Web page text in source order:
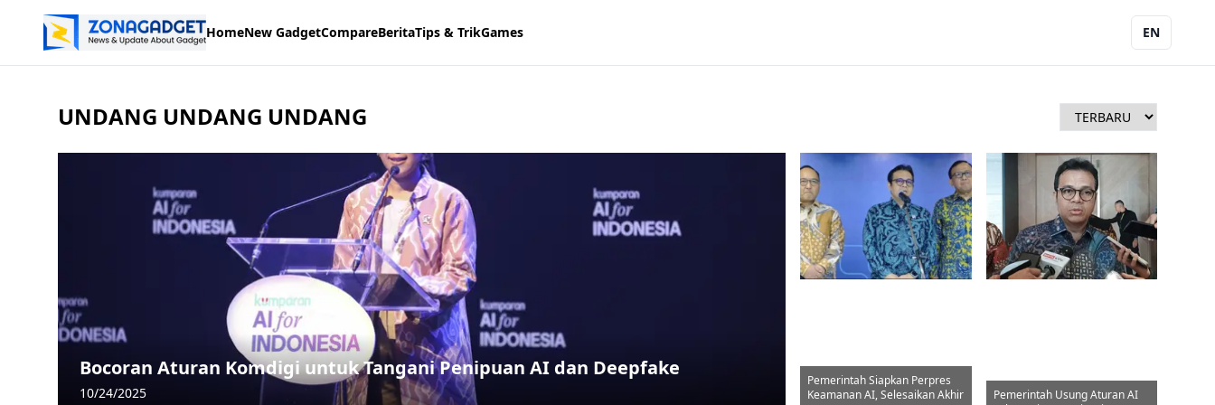
HomeNew GadgetCompareBeritaTips & TrikGames EN
UNDANG UNDANG UNDANG
Bocoran Aturan Komdigi untuk Tangani Penipuan AI dan Deepfake
10/24/2025
Pemerintah Siapkan Perpres
Keamanan AI, Selesaikan Akhir
Pemerintah Usung Aturan AI